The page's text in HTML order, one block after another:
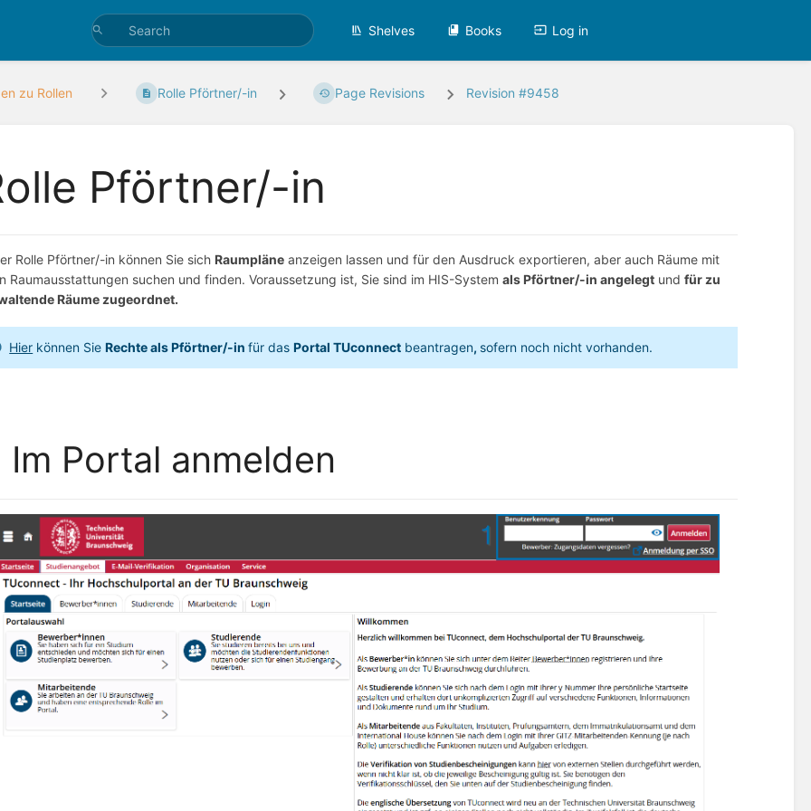
Shelves Books Log in
zu Rollen Rolle Pförtner/-in Page Revisions Revision #9458
Pförtner/-in
Rolle Pförtner/-in können Sie sich Raumpläne anzeigen lassen und für den Ausdruck exportieren, aber auch Räume mit
Raumausstattungen suchen und finden. Voraussetzung ist, Sie sind im HIS-Systemals Pförtner/-in angelegt undfür zu
Räume zugeordnet.
Hier können SieRechte als Pförtner/-infür dasPortal TUconnect beantragen, sofern noch nicht vorhanden.
Im Portal anmelden